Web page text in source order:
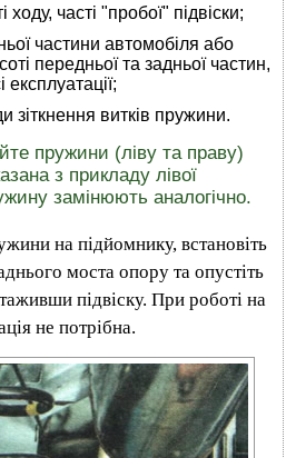
часті "пробої" підвіски;
частини автомобіля або
передньої та задньої частин,
зіткнення витків пружини.
пружини (ліву та праву)
з прикладу лівої
замінюють аналогічно.
на підйомнику, встановіть
моста опору та опустіть
підвіску. При роботі на
не потрібна.